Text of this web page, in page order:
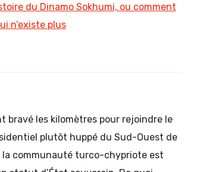
du Dinamo Sokhumi, ou comment
n’existe plus
bravé les kilomètres pour rejoindre le
plutôt huppé du Sud-Ouest de
la communauté turco-chypriote est